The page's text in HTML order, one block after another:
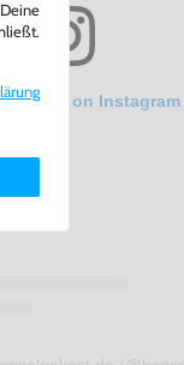
post on Instagram